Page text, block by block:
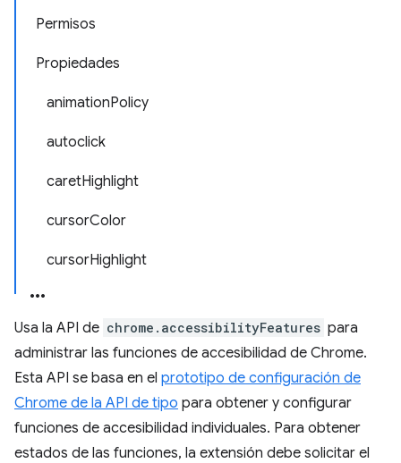
Permisos
Propiedades
animationPolicy
autoclick
caretHighlight
cursorColor
cursorHighlight
Usa la API de chrome.accessibilityFeatures para
administrar las funciones de accesibilidad de Chrome.
Esta API se basa en el prototipo de configuración de
Chrome de la API de tipo para obtener y configurar
funciones de accesibilidad individuales. Para obtener
estados de las funciones, la extensión debe solicitar el